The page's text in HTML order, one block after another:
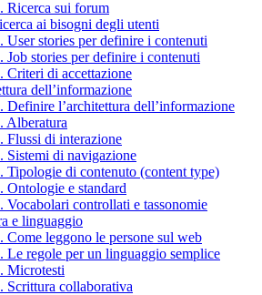
Ricerca sui forum
ai bisogni degli utenti
User stories per definire i contenuti
Job stories per definire i contenuti
Criteri di accettazione
dell’informazione
Definire l’architettura dell’informazione
Alberatura
Flussi di interazione
Sistemi di navigazione
Tipologie di contenuto (content type)
Ontologie e standard
Vocabolari controllati e tassonomie
e linguaggio
Come leggono le persone sul web
Le regole per un linguaggio semplice
Microtesti
Scrittura collaborativa